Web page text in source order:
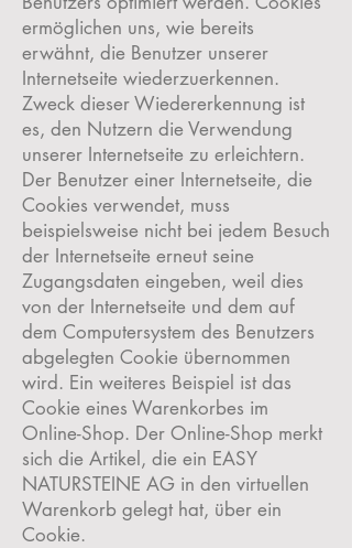
ermöglichen uns, wie bereits
erwähnt, die Benutzer unserer
Internetseite wiederzuerkennen.
Zweck dieser Wiedererkennung ist
es, den Nutzern die Verwendung
unserer Internetseite zu erleichtern.
Der Benutzer einer Internetseite, die
Cookies verwendet, muss
beispielsweise nicht bei jedem Besuch
der Internetseite erneut seine
Zugangsdaten eingeben, weil dies
von der Internetseite und dem auf
dem Computersystem des Benutzers
abgelegten Cookie übernommen
wird. Ein weiteres Beispiel ist das
Cookie eines Warenkorbes im
Online-Shop. Der Online-Shop merkt
sich die Artikel, die ein EASY
NATURSTEINE AG in den virtuellen
Warenkorb gelegt hat, über ein
Cookie.